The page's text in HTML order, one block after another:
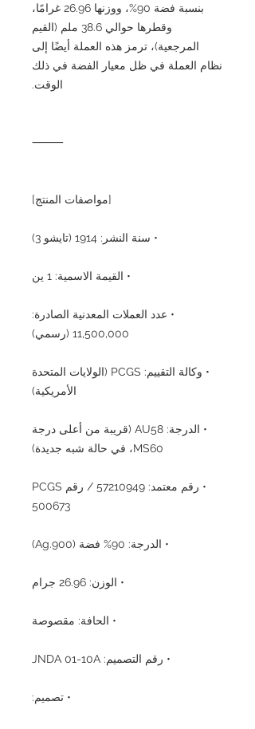
بنسبة فضة 90%، ووزنها 26.96 غرامًا،
وقطرها حوالي 38.6 ملم (القيم
المرجعية)، ترمز هذه العملة أيضًا إلى
نظام العملة في ظل معيار الفضة في ذلك
الوقت.
⸻
[مواصفات المنتج]
• سنة النشر: 1914 (تايشو 3)
• القيمة الاسمية: 1 ين
• عدد العملات المعدنية الصادرة:
11,500,000 (رسمي)
• وكالة التقييم: PCGS (الولايات المتحدة
الأمريكية)
• الدرجة: AU58 (قريبة من أعلى درجة
MS60، في حالة شبه جديدة)
• رقم معتمد: 57210949 / رقم PCGS
500673
• الدرجة: 90% فضة (Ag.900)
• الوزن: 26.96 جرام
• الحافة: مقصوصة
• رقم التصميم: JNDA 01-10A
• تصميم: